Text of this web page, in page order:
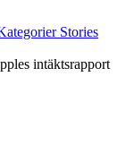
Stories
intäktsrapport